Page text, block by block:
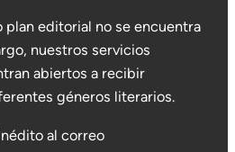
editorial no se encuentra
nuestros servicios
abiertos a recibir
géneros literarios.
al correo